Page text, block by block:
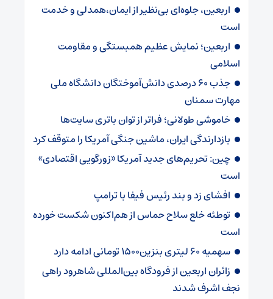
اربعین، جلوه‌ای بی‌نظیر از ایمان،همدلی و خدمت
است
اربعین؛ نمایش عظیم همبستگی و مقاومت
اسلامی
جذب ۶۰ درصدی دانش‌آموختگان دانشگاه ملی
مهارت سمنان
خاموشی طولانی؛ فراتر از توان باتری سایت‌ها
بازدارندگی ایران، ماشین جنگی آمریکا را متوقف کرد
چین: تحریم‌های جدید آمریکا «زورگویی اقتصادی»
است
افشای زد و بند رئیس فیفا با ترامپ
توطئه خلع سلاح حماس از هم‌اکنون شکست خورده
است
سهمیه ۶۰ لیتری بنزین۱۵۰۰ تومانی ادامه دارد
زائران اربعین از فرودگاه بین‌المللی شاهرود راهی
نجف اشرف شدند